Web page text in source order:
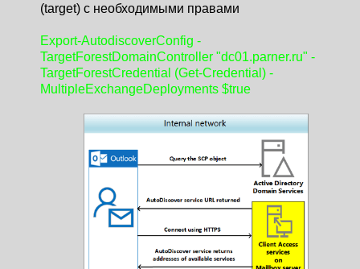
(target) с необходимыми правами
Export-AutodiscoverConfig -
TargetForestDomainController "dc01.parner.ru" -
TargetForestCredential (Get-Credential) -
MultipleExchangeDeployments $true